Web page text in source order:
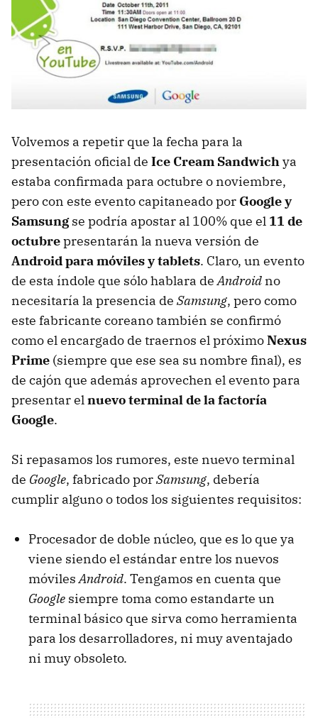
Volvemos a repetir que la fecha para la
presentación oficial de Ice Cream Sandwichya
estaba confirmada para octubre o noviembre,
pero con este evento capitaneado por Google y
Samsungse podría apostar al 100% que el 11 de
octubrepresentarán la nueva versión de
Android para móviles y tablets. Claro, un evento
de esta índole que sólo hablara deAndroid no
necesitaría la presencia de Samsung, pero como
este fabricante coreano también se confirmó
como el encargado de traernos el próximoNexus
Prime (siempre que ese sea su nombre final), es
de cajón que además aprovechen el evento para
presentar elnuevo terminal de la factoría
Google.
Si repasamos los rumores, este nuevo terminal
de Google, fabricado porSamsung, debería
cumplir alguno o todos los siguientes requisitos:
Procesador de doble núcleo, que es lo que ya
viene siendo el estándar entre los nuevos
móvilesAndroid. Tengamos en cuenta que
Google siempre toma como estandarte un
terminal básico que sirva como herramienta
para los desarrolladores, ni muy aventajado
ni muy obsoleto.